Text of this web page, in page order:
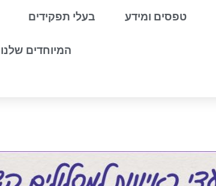
טפסים ומידע בעלי תפקידים
המיוחדים שלנו